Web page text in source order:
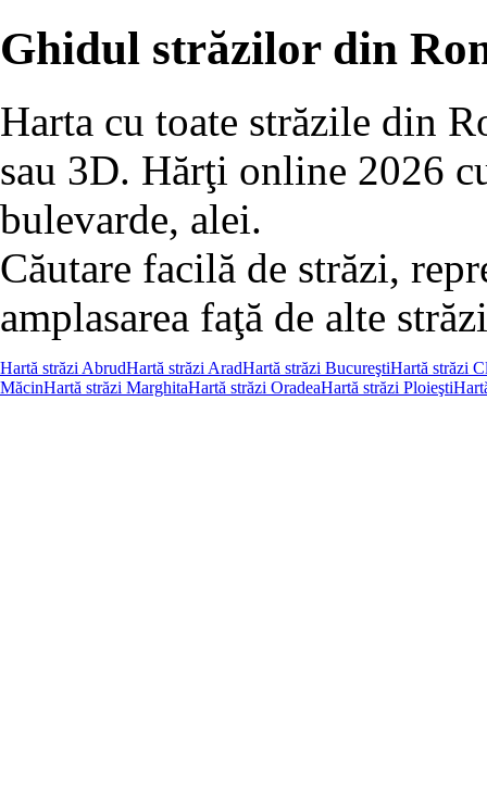
Ghidul străzilor din
Harta cu toate străzile din
sau 3D. Hărţi online 2026
bulevarde, alei.
Căutare facilă de străzi,
amplasarea faţă de alte
Hartă străzi AbrudHartă străzi AradHartă străzi BucureştiHartă străzi
MăcinHartă străzi MarghitaHartă străzi OradeaHartă străzi Ploieşti